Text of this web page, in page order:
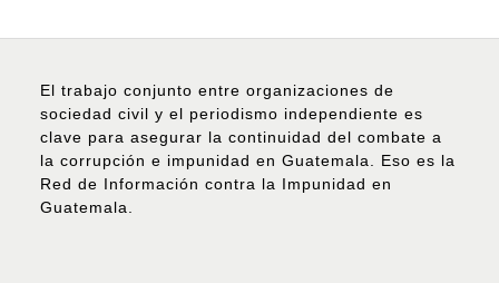
El trabajo conjunto entre organizaciones de
sociedad civil y el periodismo independiente es
clave para asegurar la continuidad del combate a
la corrupción e impunidad en Guatemala. Eso es la
Red de Información contra la Impunidad en
Guatemala.